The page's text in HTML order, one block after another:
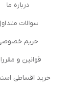
درباره ما
سوالات
حریم
قوانین و
خرید اقساطی